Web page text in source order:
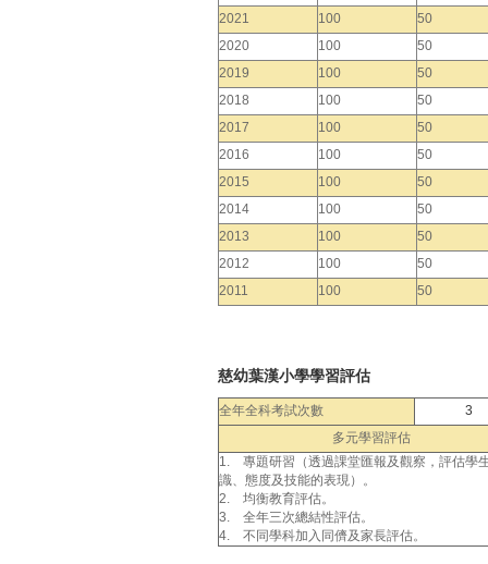
2021
100
50
2020
100
50
2019
100
50
2018
100
50
2017
100
50
2016
100
50
2015
100
50
2014
100
50
2013
100
50
2012
100
50
2011
100 50
慈幼葉漢小學學習評估
全年全科考試次數
3
多元學習評估
1. 專題研習（透過課堂匯報及觀察，評估學
識、態度及技能的表現）。
2. 均衡教育評估。
3. 全年三次總結性評估。
4. 不同學科加入同儕及家長評估。